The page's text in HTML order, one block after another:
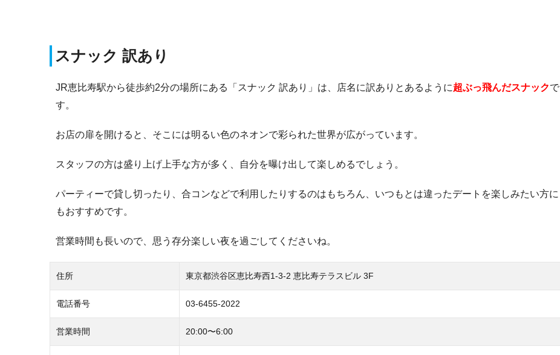
スナック 訳あり
JR恵比寿駅から徒歩約2分の場所にある「スナック 訳あり」は、店名に訳ありとあるように超ぶっ飛んだスナックで
す。
お店の扉を開けると、そこには明るい色のネオンで彩られた世界が広がっています。
スタッフの方は盛り上げ上手な方が多く、自分を曝け出して楽しめるでしょう。
パーティーで貸し切ったり、合コンなどで利用したりするのはもちろん、いつもとは違ったデートを楽しみたい方に
もおすすめです。
営業時間も長いので、思う存分楽しい夜を過ごしてくださいね。
住所 東京都渋谷区恵比寿西1-3-2 恵比寿テラスビル 3F
電話番号 03-6455-2022
営業時間 20:00〜6:00